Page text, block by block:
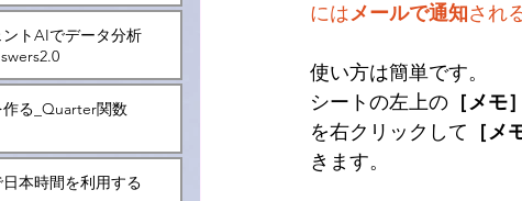
トAIでデータ分析
る_Quarter関数
本時間を利用する
にはメールで通知され
使い方は簡単です。
シートの左上の ［メモ］
を右クリックして ［メ
きます。